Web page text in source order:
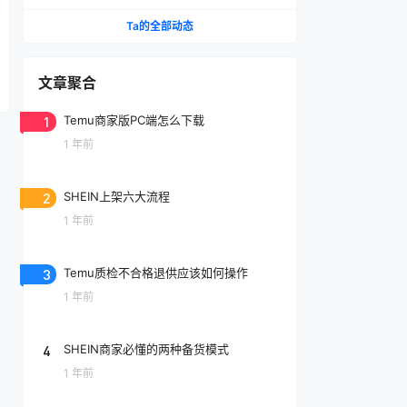
Ta的全部动态
文章聚合
1 Temu商家版PC端怎么下载
1 年前
2 SHEIN上架六大流程
1 年前
3 Temu质检不合格退供应该如何操作
1 年前
4 SHEIN商家必懂的两种备货模式
1 年前